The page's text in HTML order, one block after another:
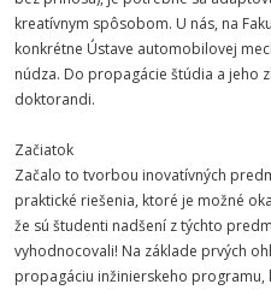
kreatívnym spôsobom. U nás, na
konkrétne Ústave automobilovej
núdza. Do propagácie štúdia a jeho
doktorandi.
Začiatok
Začalo to tvorbou inovatívných
praktické riešenia, ktoré je možné
že sú študenti nadšení z týchto
vyhodnocovali! Na základe prvých
propagáciu inžinierskeho